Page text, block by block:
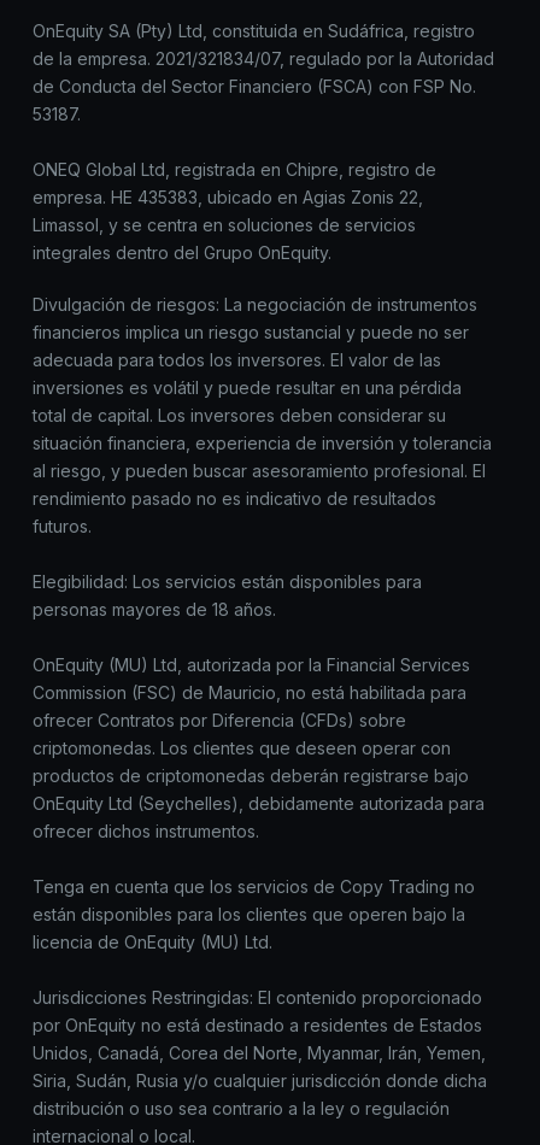
OnEquity SA (Pty) Ltd, constituida en Sudáfrica, registro
de la empresa. 2021/321834/07, regulado por la Autoridad
de Conducta del Sector Financiero (FSCA) con FSP No.
53187.
ONEQ Global Ltd, registrada en Chipre, registro de
empresa. HE 435383, ubicado en Agias Zonis 22,
Limassol, y se centra en soluciones de servicios
integrales dentro del Grupo OnEquity.
Divulgación de riesgos: La negociación de instrumentos
financieros implica un riesgo sustancial y puede no ser
adecuada para todos los inversores. El valor de las
inversiones es volátil y puede resultar en una pérdida
total de capital. Los inversores deben considerar su
situación financiera, experiencia de inversión y tolerancia
al riesgo, y pueden buscar asesoramiento profesional. El
rendimiento pasado no es indicativo de resultados
futuros.
Elegibilidad: Los servicios están disponibles para
personas mayores de 18 años.
OnEquity (MU) Ltd, autorizada por la Financial Services
Commission (FSC) de Mauricio, no está habilitada para
ofrecer Contratos por Diferencia (CFDs) sobre
criptomonedas. Los clientes que deseen operar con
productos de criptomonedas deberán registrarse bajo
OnEquity Ltd (Seychelles), debidamente autorizada para
ofrecer dichos instrumentos.
Tenga en cuenta que los servicios de Copy Trading no
están disponibles para los clientes que operen bajo la
licencia de OnEquity (MU) Ltd.
Jurisdicciones Restringidas: El contenido proporcionado
por OnEquity no está destinado a residentes de Estados
Unidos, Canadá, Corea del Norte, Myanmar, Irán, Yemen,
Siria, Sudán, Rusia y/o cualquier jurisdicción donde dicha
distribución o uso sea contrario a la ley o regulación
internacional o local.